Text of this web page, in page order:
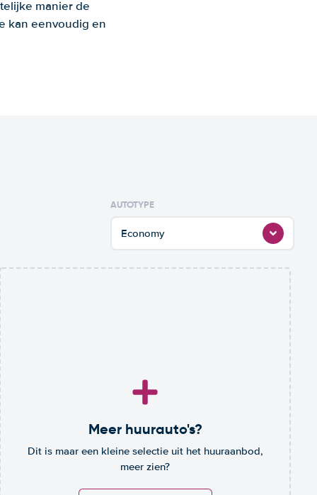
manier de
kan eenvoudig en
AUTOTYPE
Economy
Meer huurauto's?
Dit is maar een kleine selectie uit het huuraanbod,
meer zien?